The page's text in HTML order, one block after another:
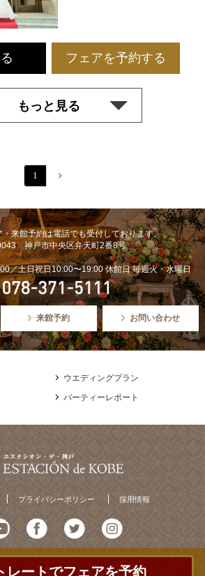
フェアを予約する
もっと見る
1
レートでフェアを予約
・来館予約は電話でも受付しております。
神戸市中央区弁天町2番8号
／土日祝日10:00〜19:00 休館日 毎週火・水曜日
来館予約 お問い合わせ
ウエディングプラン
パーティーレポート
プライバシーポリシー 採用情報